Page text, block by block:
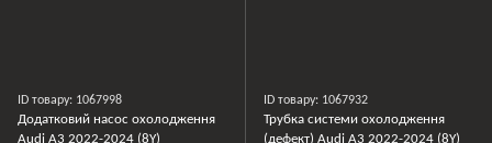
ID товару: 1067998
Додатковий насос охолодження
Audi A3 2022-2024 (8Y)
ID товару: 1067932
Трубка системи охолодження
(дефект) Audi A3 2022-2024 (8Y)